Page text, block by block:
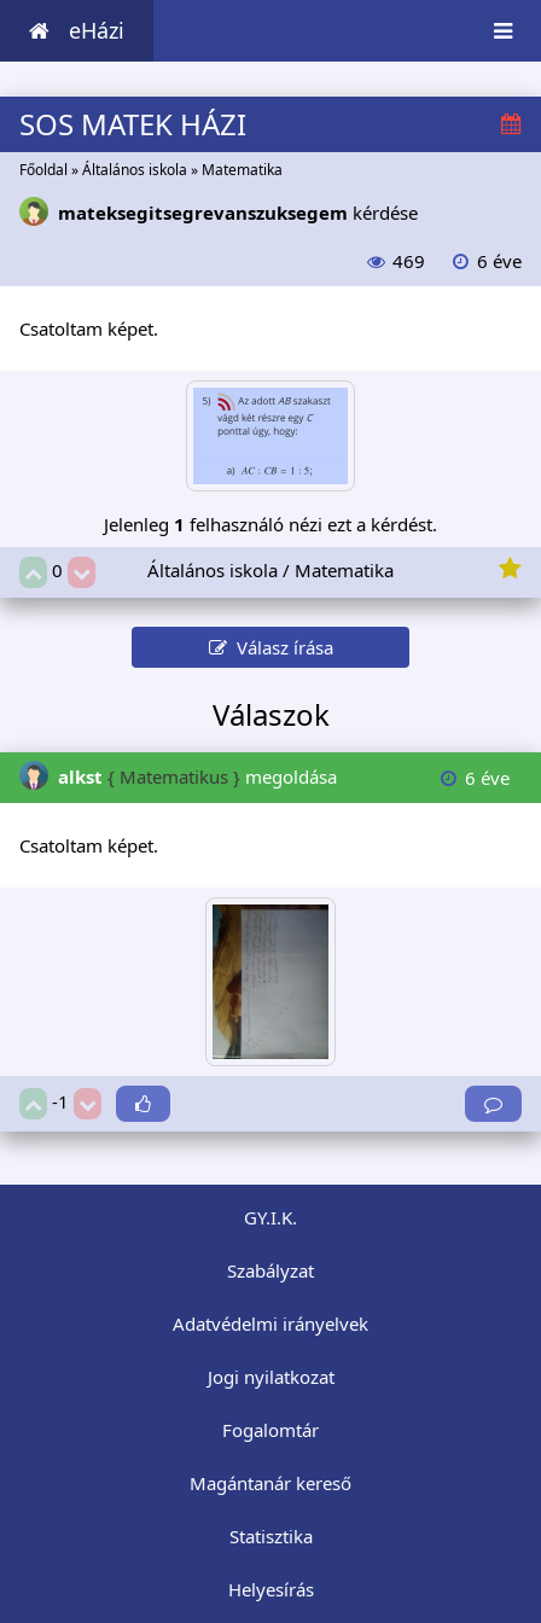
eHázi
SOS MATEK HÁZI
Főoldal »Általános iskola » Matematika
mateksegitsegrevanszuksegem kérdése
469
6 éve
Csatoltam képet.
Jelenleg 1 felhasználó nézi ezt a kérdést.
0
Általános iskola / Matematika
Válasz írása
Válaszok
alkst { Matematikus } megoldása 6 éve
Csatoltam képet.
-1
GY.I.K.
Szabályzat
Adatvédelmi irányelvek
Jogi nyilatkozat
Fogalomtár
Magántanár kereső
Statisztika
Helyesírás